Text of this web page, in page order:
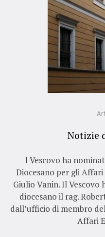
Notizie
l Vescovo ha
Diocesano per gli
Giulio Vanin. Il Vescovo
diocesano il rag.
dall’ufficio di membro
Affari